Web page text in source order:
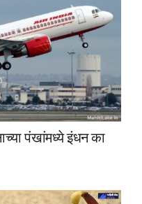
पंखांमध्ये इंधन का